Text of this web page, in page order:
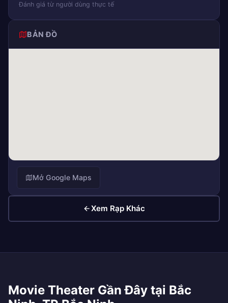
Đánh giá từ người dùng thực tế
BẢN ĐỒ
Mở Google Maps
Xem Rạp Khác
Movie Theater Gần Đây tại Bắc